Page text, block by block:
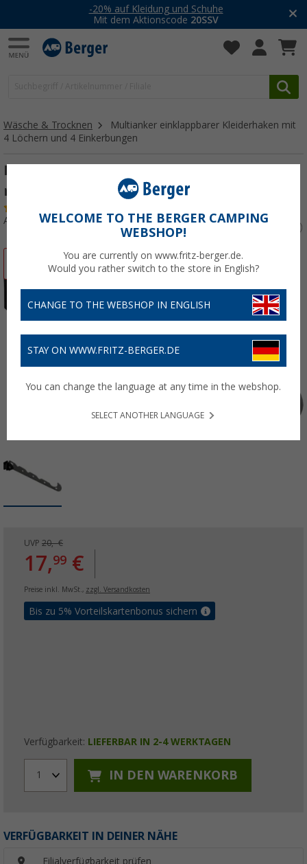
-20% auf Kleidung und Schuhe
Mit dem Aktionscode 20SSV
Wäsche & Trocknen
Multianker einklappbarer Kleiderhaken mit
4 Löchern und 4 Einkerbungen
Multianker einklappbarer Kleiderhaken
mit 4 Löchern und 4 Einkerbungen
Art.-Nr.: 290010
UVP 20,- €
17,99 €
Preise inkl. MwSt., zzgl. Versandkosten
Bis zu 5% Vorteilskartenbonus sichern
Verfügbarkeit: LIEFERBAR IN 2-4 WERKTAGEN
1 IN DEN WARENKORB
VERFÜGBARKEIT IN DEINER NÄHE
Filialverfügbarkeit prüfen
WELCOME TO THE BERGER CAMPING
WEBSHOP!
You are currently on www.fritz-berger.de.
Would you rather switch to the store in English?
CHANGE TO THE WEBSHOP IN ENGLISH
STAY ON WWW.FRITZ-BERGER.DE
You can change the language at any time in the webshop.
SELECT ANOTHER LANGUAGE